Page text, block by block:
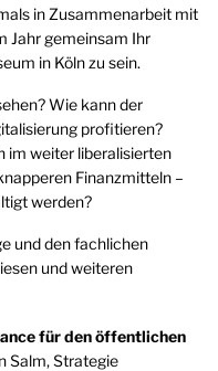
in Zusammenarbeit mit
Jahr gemeinsam Ihr
in Köln zu sein.
Wie kann der
profitieren?
im weiter liberalisierten
Finanzmitteln –
werden?
und den fachlichen
und weiteren
für den öffentlichen
Salm, Strategie